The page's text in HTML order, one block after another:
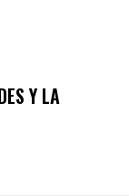
Y LA